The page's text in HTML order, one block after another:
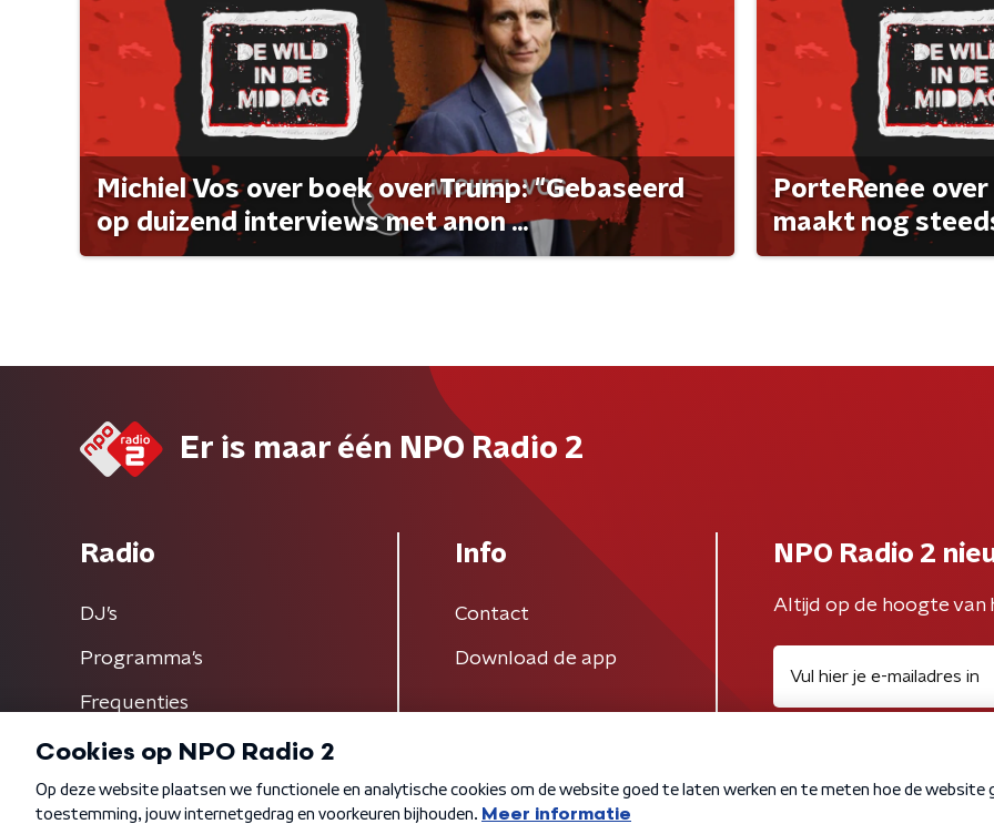
Michiel Vos over boek over Trump: "Gebaseerd
op duizend interviews met anon ...
PorteRenee
maakt nog
Er is maar één NPO Radio 2
Radio
DJ’s
Programma's
Frequenties
Info
Contact
Download de app
NPO Radio 2
Altijd op de hoogte van